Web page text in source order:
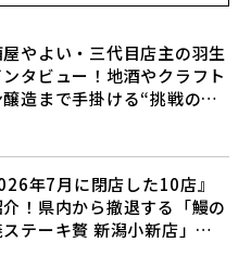
屋やよい・三代目店主の羽生
タビュー！地酒やクラフト
造まで手掛ける“挑戦の歴
年7月に閉店した10店』
！県内から撤退する「鰻の
テーキ贅 新潟小新店」が